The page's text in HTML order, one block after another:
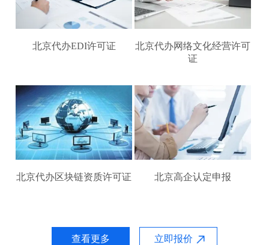
北京代办EDI许可证
北京代办网络文化经营许可
证
北京代办区块链资质许可证 北京高企认定申报
查看更多 立即报价